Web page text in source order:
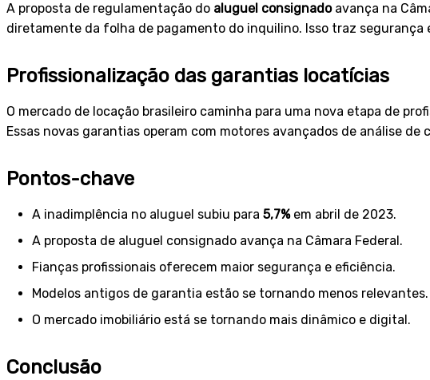
A proposta de regulamentação do aluguel consignadoavança na
diretamente da folha de pagamento do inquilino. Isso traz
Profissionalização das garantias locatícias
O mercado de locação brasileiro caminha para uma nova etapa de
Essas novas garantias operam com motores avançados de análise
Pontos-chave
A inadimplência no aluguel subiu para 5,7%em abril de 2023.
A proposta de aluguel consignado avança na Câmara Federal.
Fianças profissionais oferecem maior segurança e eficiência.
Modelos antigos de garantia estão se tornando menos relevantes.
O mercado imobiliário está se tornando mais dinâmico e digital.
Conclusão